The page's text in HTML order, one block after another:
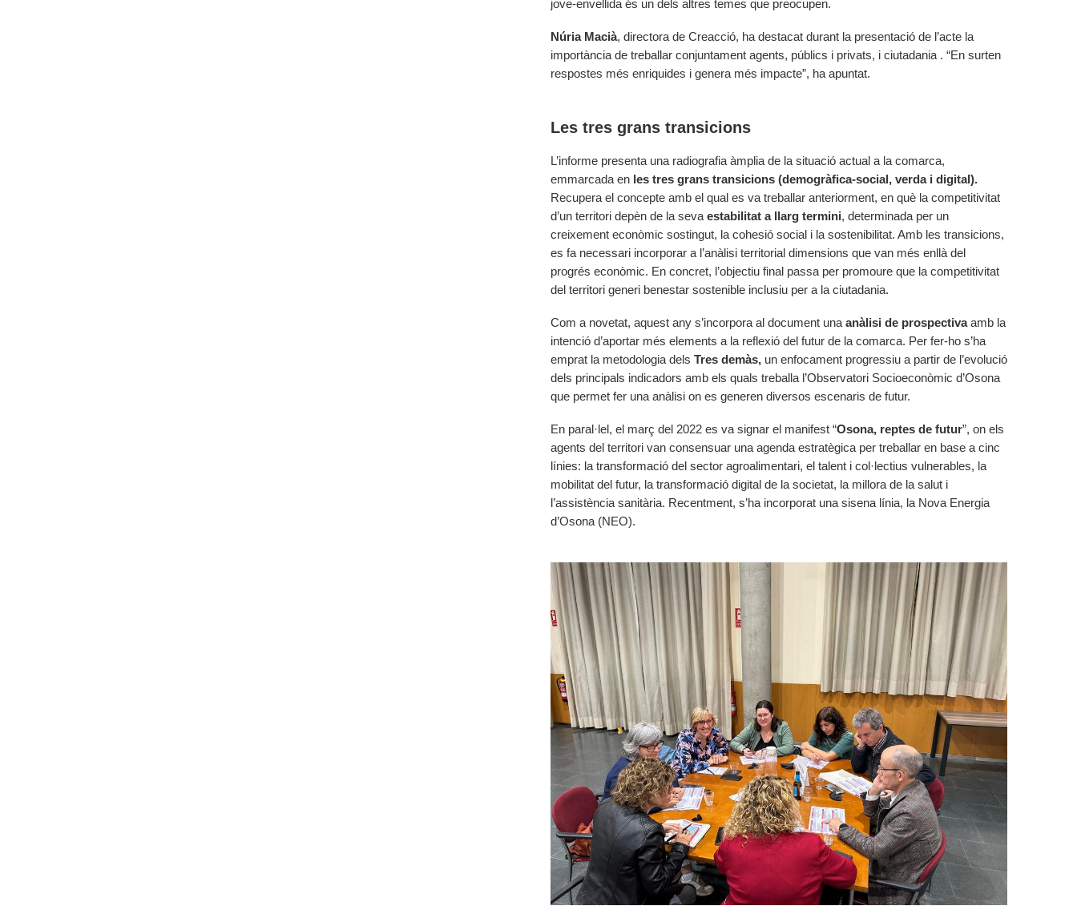
jove-envellida és un dels altres temes que preocupen.
Núria Macià, directora de Creacció, ha destacat durant la presentació de l’acte la
importància de treballar conjuntament agents, públics i privats, i ciutadania . “En surten
respostes més enriquides i genera més impacte”, ha apuntat.
Les tres grans transicions
L’informe presenta una radiografia àmplia de la situació actual a la comarca,
emmarcada en les tres grans transicions (demogràfica-social, verda i digital).
Recupera el concepte amb el qual es va treballar anteriorment, en què la competitivitat
d’un territori depèn de la seva estabilitat a llarg termini, determinada per un
creixement econòmic sostingut, la cohesió social i la sostenibilitat. Amb les transicions,
es fa necessari incorporar a l’anàlisi territorial dimensions que van més enllà del
progrés econòmic. En concret, l’objectiu final passa per promoure que la competitivitat
del territori generi benestar sostenible inclusiu per a la ciutadania.
Com a novetat, aquest any s’incorpora al document una anàlisi de prospectivaamb la
intenció d’aportar més elements a la reflexió del futur de la comarca. Per fer-ho s’ha
emprat la metodologia dels Tres demàs, un enfocament progressiu a partir de l’evolució
dels principals indicadors amb els quals treballa l’Observatori Socioeconòmic d’Osona
que permet fer una anàlisi on es generen diversos escenaris de futur.
En paral·lel, el març del 2022 es va signar el manifest “Osona, reptes de futur”, on els
agents del territori van consensuar una agenda estratègica per treballar en base a cinc
línies: la transformació del sector agroalimentari, el talent i col·lectius vulnerables, la
mobilitat del futur, la transformació digital de la societat, la millora de la salut i
l’assistència sanitària. Recentment, s’ha incorporat una sisena línia, la Nova Energia
d’Osona (NEO).